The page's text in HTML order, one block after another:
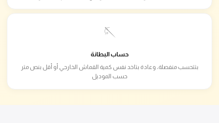
🪡
حساب البطانة
بتتحسب منفصلة، وعادة بتاخد نفس كمية القماش الخارجي أو أقل بنص متر
حسب الموديل